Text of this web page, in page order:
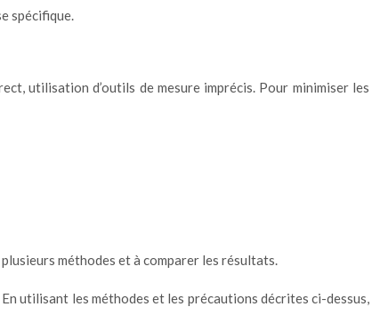
spécifique.
utilisation d’outils de mesure imprécis. Pour minimiser les
méthodes et à comparer les résultats.
utilisant les méthodes et les précautions décrites ci-dessus,